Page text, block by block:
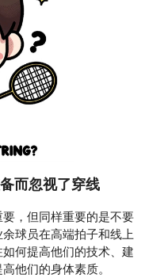
而忽视了穿线
要，但同样重要的是不要
球员在高端拍子和线上
何提高他们的技术、建
他们的身体素质。